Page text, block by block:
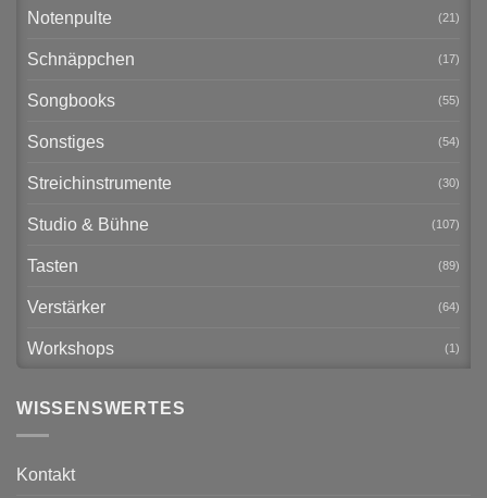
Notenpulte (21)
Schnäppchen (17)
Songbooks (55)
Sonstiges (54)
Streichinstrumente (30)
Studio & Bühne (107)
Tasten (89)
Verstärker (64)
Workshops (1)
WISSENSWERTES
Kontakt